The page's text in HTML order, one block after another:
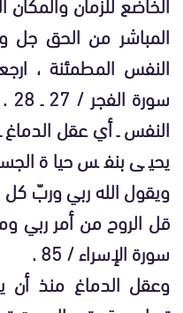
المباشر من الحق جل
النفس المطمئنة ،
النفس ـ أي عقل الدماغ
يحيى بنفس حياة
ويقول الله ربي وربّ
قل الروح من أمر ربي
سورة الإسراء / 85 .
وعقل الدماغ منذ أن